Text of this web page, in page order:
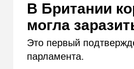
В Британии
могла
Это первый
парламента.